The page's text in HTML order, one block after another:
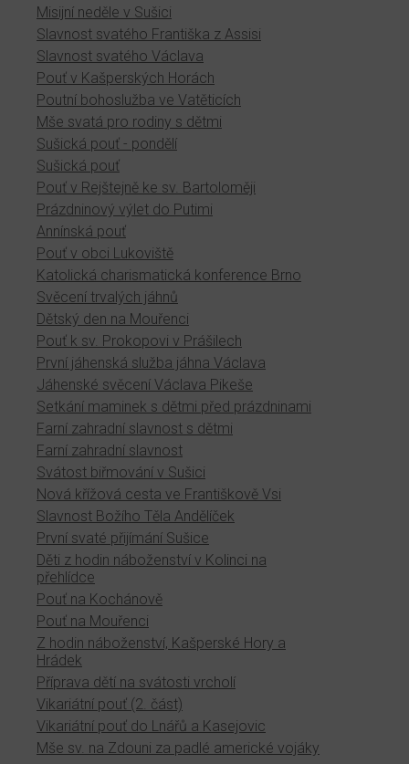
Misijní neděle v Sušici
Slavnost svatého Františka z Assisi
Slavnost svatého Václava
Pouť v Kašperských Horách
Poutní bohoslužba ve Vatěticích
Mše svatá pro rodiny s dětmi
Sušická pouť - pondělí
Sušická pouť
Pouť v Rejštejně ke sv. Bartoloměji
Prázdninový výlet do Putimi
Annínská pouť
Pouť v obci Lukoviště
Katolická charismatická konference Brno
Svěcení trvalých jáhnů
Dětský den na Mouřenci
Pouť k sv. Prokopovi v Prášilech
První jáhenská služba jáhna Václava
Jáhenské svěcení Václava Pikeše
Setkání maminek s dětmi před prázdninami
Farní zahradní slavnost s dětmi
Farní zahradní slavnost
Svátost biřmování v Sušici
Nová křížová cesta ve Františkově Vsi
Slavnost Božího Těla Andělíček
První svaté přijímání Sušice
Děti z hodin náboženství v Kolinci na
přehlídce
Pouť na Kochánově
Pouť na Mouřenci
Z hodin náboženství, Kašperské Hory a
Hrádek
Příprava dětí na svátosti vrcholí
Vikariátní pouť (2. část)
Vikariátní pouť do Lnářů a Kasejovic
Mše sv. na Zdouni za padlé americké vojáky